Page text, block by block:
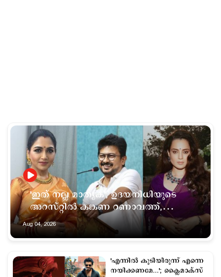
'ഇത് നല്ല മാതൃക'; ഉദയനിധിയുടെ
അറസ്റ്റില്‍ കങ്കണ റണാവത്ത്,
പരസ്യമായി മാപ്പ് പറയണമെന്ന്
ഖുശ്ബു
Aug 04, 2026
'എന്നിൽ കുടിയിരുന്ന് എന്നെ
നയിക്കണമേ...'; ക്ലൈമാക്സ്